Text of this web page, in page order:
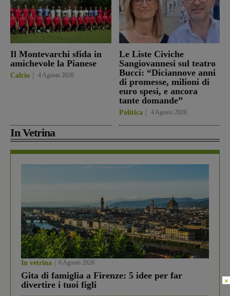
Il Montevarchi sfida in
amichevole la Pianese
Calcio 4 Agosto 2026
Le Liste Civiche
Sangiovannesi sul teatro
Bucci: “Diciannove anni
di promesse, milioni di
euro spesi, e ancora
tante domande”
Politica 4 Agosto 2026
In Vetrina
In vetrina 6 Agosto 2026
Gita di famiglia a Firenze: 5 idee per far
divertire i tuoi figli
×